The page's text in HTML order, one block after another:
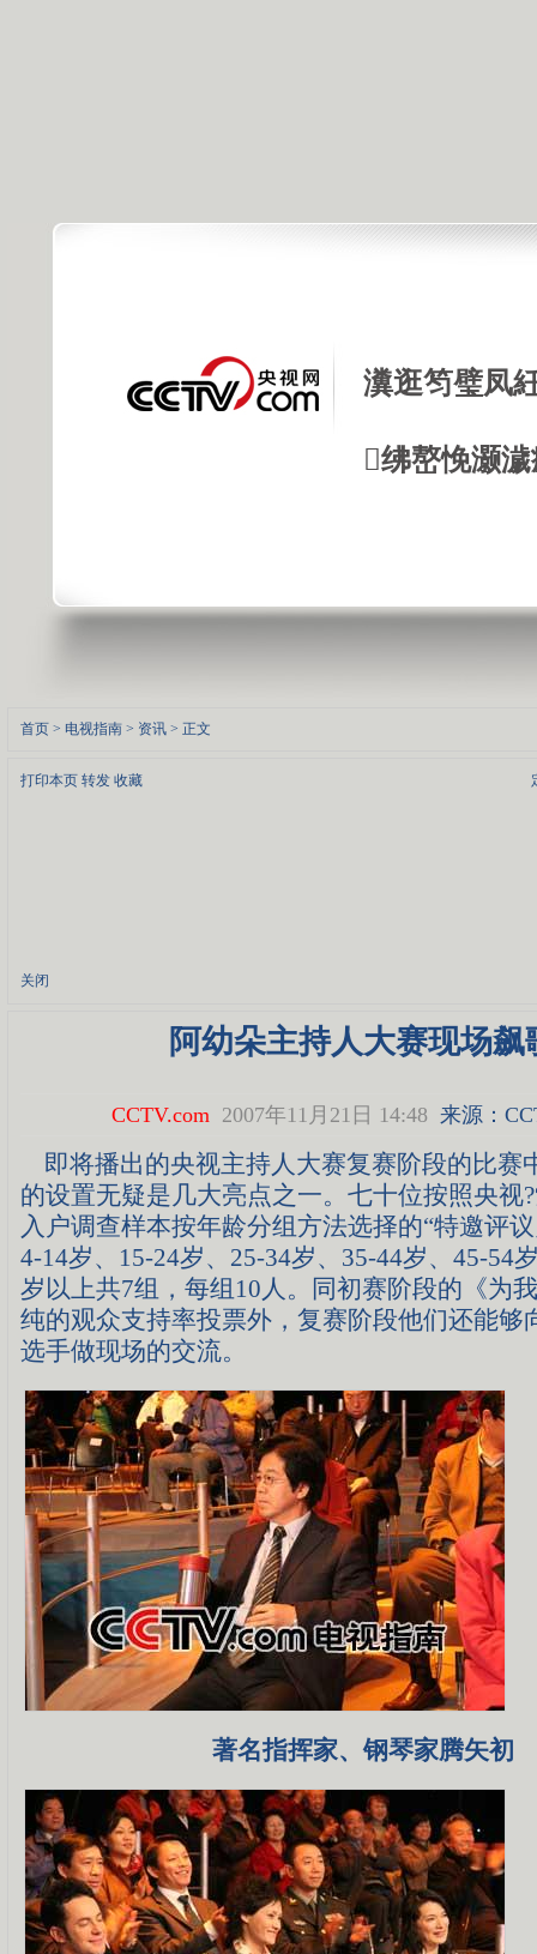
瀵逛笉璧凤
绋嶅悗灏
首页 > 电视指南 > 资讯 > 正文
打印本页 转发 收藏
关闭
阿幼朵主持人大赛现场飙
CCTV.com 2007年11月21日 14:48 来源：
即将播出的央视主持人大赛复赛阶段的比赛
的设置无疑是几大亮点之一。七十位按照央视
入户调查样本按年龄分组方法选择的“特邀评
4-14岁、15-24岁、25-34岁、35-44岁、45-54
岁以上共7组，每组10人。同初赛阶段的《为
纯的观众支持率投票外，复赛阶段他们还能够
选手做现场的交流。
著名指挥家、钢琴家腾矢初